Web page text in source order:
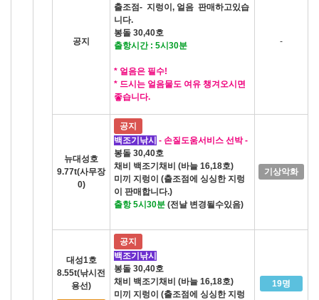
공지
출조점- 지렁이, 얼음 판매하고있습
니다.
봉돌 30,40호
출항시간 : 5시30분
* 얼음은 필수!
* 드시는 얼음물도 여유 챙겨오시면
좋습니다.
-
뉴대성호
9.77t(사무장
0)
공지
백조기낚시 - 손질도움서비스 선박 -
봉돌 30,40호
채비 백조기채비 (바늘 16,18호)
미끼 지렁이 (출조점에 싱싱한 지렁
이 판매합니다.)
출항 5시30분 (전날 변경될수있음)
기상악화
대성1호
8.55t(낚시전
용선)
공지
백조기낚시
봉돌 30,40호
채비 백조기채비 (바늘 16,18호)
미끼 지렁이 (출조점에 싱싱한 지렁
19명